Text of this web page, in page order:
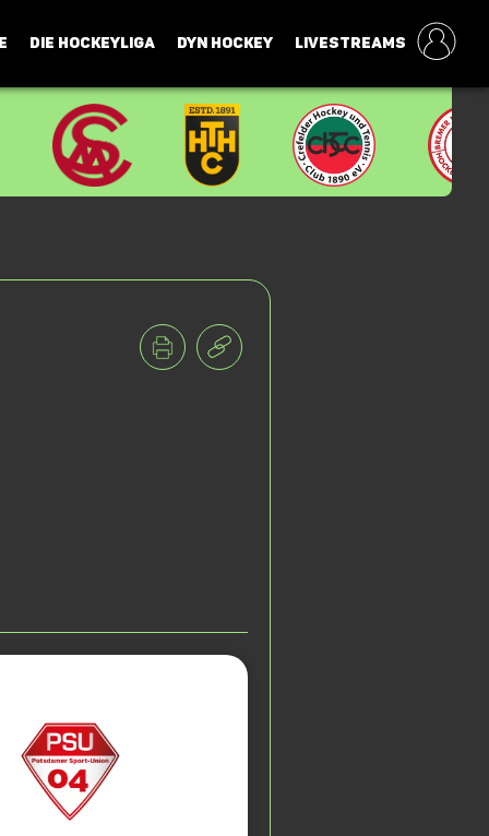
DIE HOCKEYLIGA DYN HOCKEY LIVESTREAMS